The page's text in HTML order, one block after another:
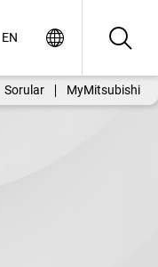
EN
Sorular MyMitsubishi